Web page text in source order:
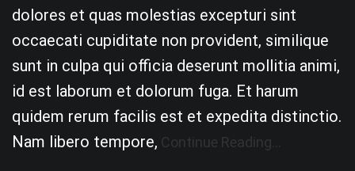
dolores et quas molestias excepturi sint
occaecati cupiditate non provident, similique
sunt in culpa qui officia deserunt mollitia animi,
id est laborum et dolorum fuga. Et harum
quidem rerum facilis est et expedita distinctio.
Nam libero tempore, Continue Reading…